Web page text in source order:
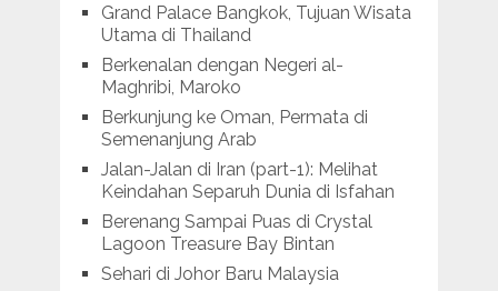
Grand Palace Bangkok, Tujuan Wisata
Utama di Thailand
Berkenalan dengan Negeri al-
Maghribi, Maroko
Berkunjung ke Oman, Permata di
Semenanjung Arab
Jalan-Jalan di Iran (part-1): Melihat
Keindahan Separuh Dunia di Isfahan
Berenang Sampai Puas di Crystal
Lagoon Treasure Bay Bintan
Sehari di Johor Baru Malaysia